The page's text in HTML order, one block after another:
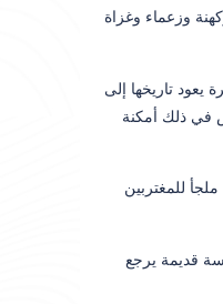
وزعماء وغزاة
يعود تاريخها إلى
في ذلك أمكنة
للمغتربين
قديمة يرجع